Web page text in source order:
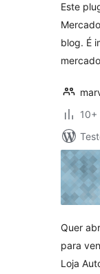
Este
blog. É
10+
Quer
para
Loja